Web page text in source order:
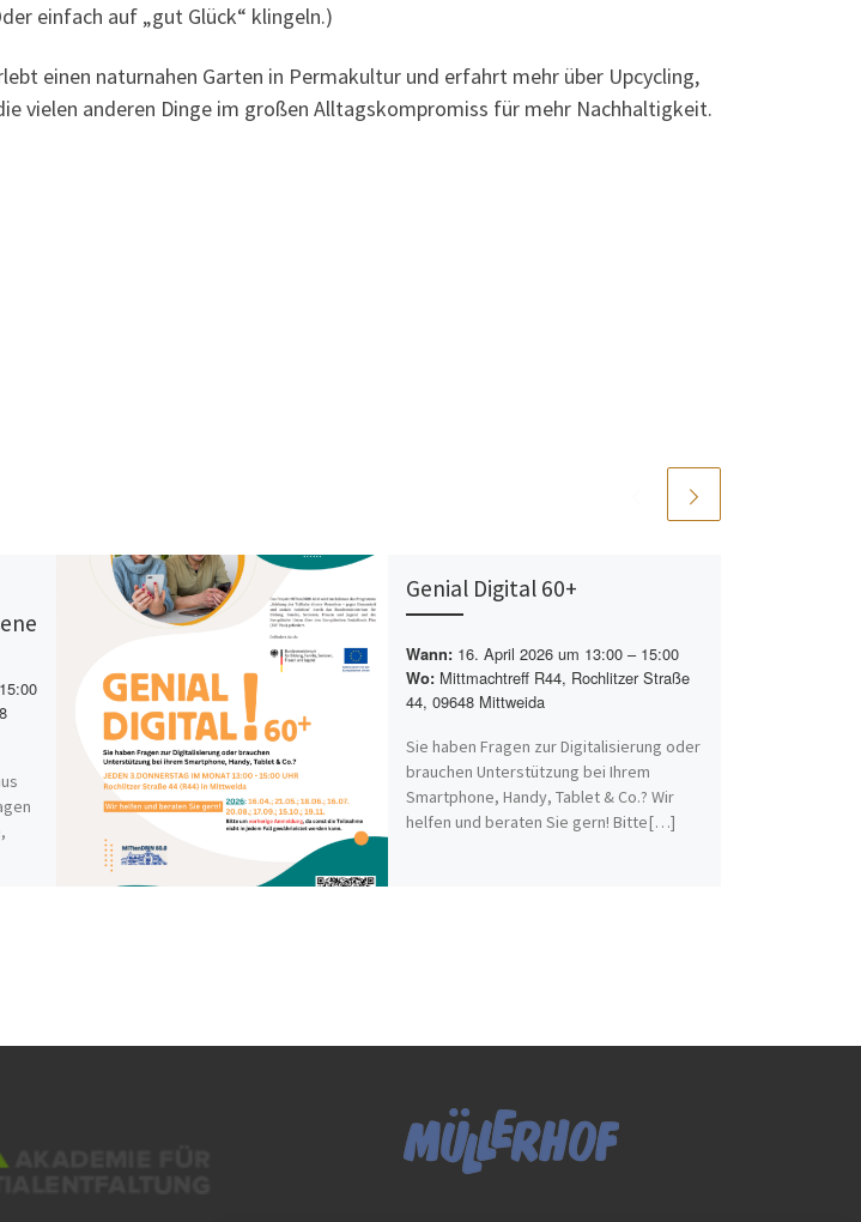
einfach auf „gut Glück“ klingeln.)
einen naturnahen Garten in Permakultur und erfahrt mehr über Upcycling,
vielen anderen Dinge im großen Alltagskompromiss für mehr Nachhaltigkeit.
Genial Digital 60+
Wann: 16. April 2026 um 13:00 – 15:00
Wo: Mittmachtreff R44, Rochlitzer Straße
44, 09648 Mittweida
Sie haben Fragen zur Digitalisierung oder
brauchen Unterstützung bei Ihrem
Smartphone, Handy, Tablet & Co.? Wir
helfen und beraten Sie gern! Bitte[…]